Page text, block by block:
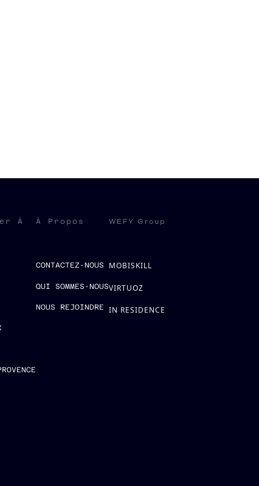
À À Propos
CONTACTEZ-NOUS
QUI SOMMES-NOUS
NOUS REJOINDRE
WEFY Group
MOBISKILL
VIRTUOZ
IN RESIDENCE